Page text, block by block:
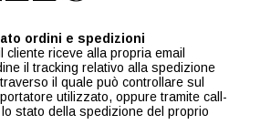
ordini e spedizioni
riceve alla propria email
il tracking relativo alla spedizione
il quale può controllare sul
utilizzato, oppure tramite call-
stato della spedizione del proprio